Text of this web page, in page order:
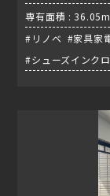
駅』
専有面積 : 36.05m
#リノベ #家具家
#シューズインク